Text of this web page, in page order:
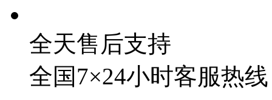
全天售后支持
全国7×24小时客服热线